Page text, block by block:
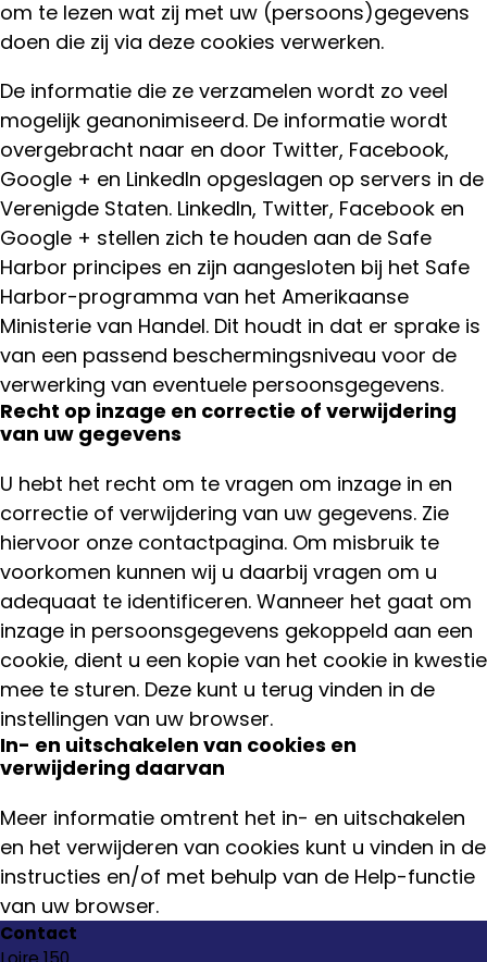
om te lezen wat zij met uw (persoons)gegevens
doen die zij via deze cookies verwerken.
De informatie die ze verzamelen wordt zo veel
mogelijk geanonimiseerd. De informatie wordt
overgebracht naar en door Twitter, Facebook,
Google + en LinkedIn opgeslagen op servers in de
Verenigde Staten. LinkedIn, Twitter, Facebook en
Google + stellen zich te houden aan de Safe
Harbor principes en zijn aangesloten bij het Safe
Harbor-programma van het Amerikaanse
Ministerie van Handel. Dit houdt in dat er sprake is
van een passend beschermingsniveau voor de
verwerking van eventuele persoonsgegevens.
Recht op inzage en correctie of verwijdering
van uw gegevens
U hebt het recht om te vragen om inzage in en
correctie of verwijdering van uw gegevens. Zie
hiervoor onze contactpagina. Om misbruik te
voorkomen kunnen wij u daarbij vragen om u
adequaat te identificeren. Wanneer het gaat om
inzage in persoonsgegevens gekoppeld aan een
cookie, dient u een kopie van het cookie in kwestie
mee te sturen. Deze kunt u terug vinden in de
instellingen van uw browser.
In- en uitschakelen van cookies en
verwijdering daarvan
Meer informatie omtrent het in- en uitschakelen
en het verwijderen van cookies kunt u vinden in de
instructies en/of met behulp van de Help-functie
van uw browser.
Contact